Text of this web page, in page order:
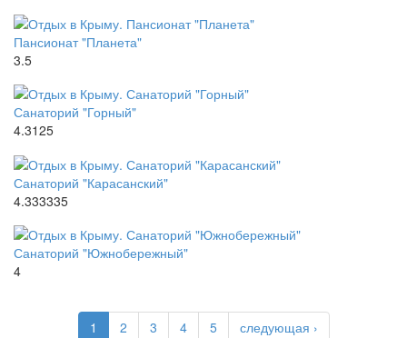
Пансионат "Планета"
3.5
Санаторий "Горный"
4.3125
Санаторий "Карасанский"
4.333335
Санаторий "Южнобережный"
4
1 2 3 4 5 следующая ›